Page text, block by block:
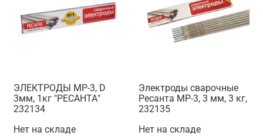
ЭЛЕКТРОДЫ МР-3, D
3мм, 1кг "РЕСАНТА"
232134
Нет на складе
Электроды сварочные
Ресанта МР-3, 3 мм, 3 кг,
232135
Нет на складе